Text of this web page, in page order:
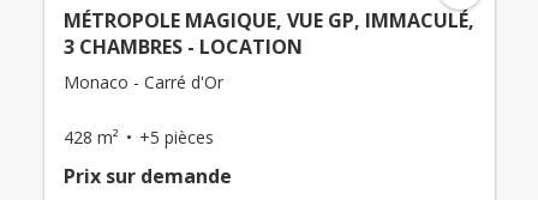
MÉTROPOLE MAGIQUE, VUE GP, IMMACULÉ,
3 CHAMBRES - LOCATION
Monaco - Carré d'Or
428 m² +5 pièces
Prix ​​sur demande